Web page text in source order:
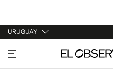
URUGUAY
URUGUAY
ARGENTINA